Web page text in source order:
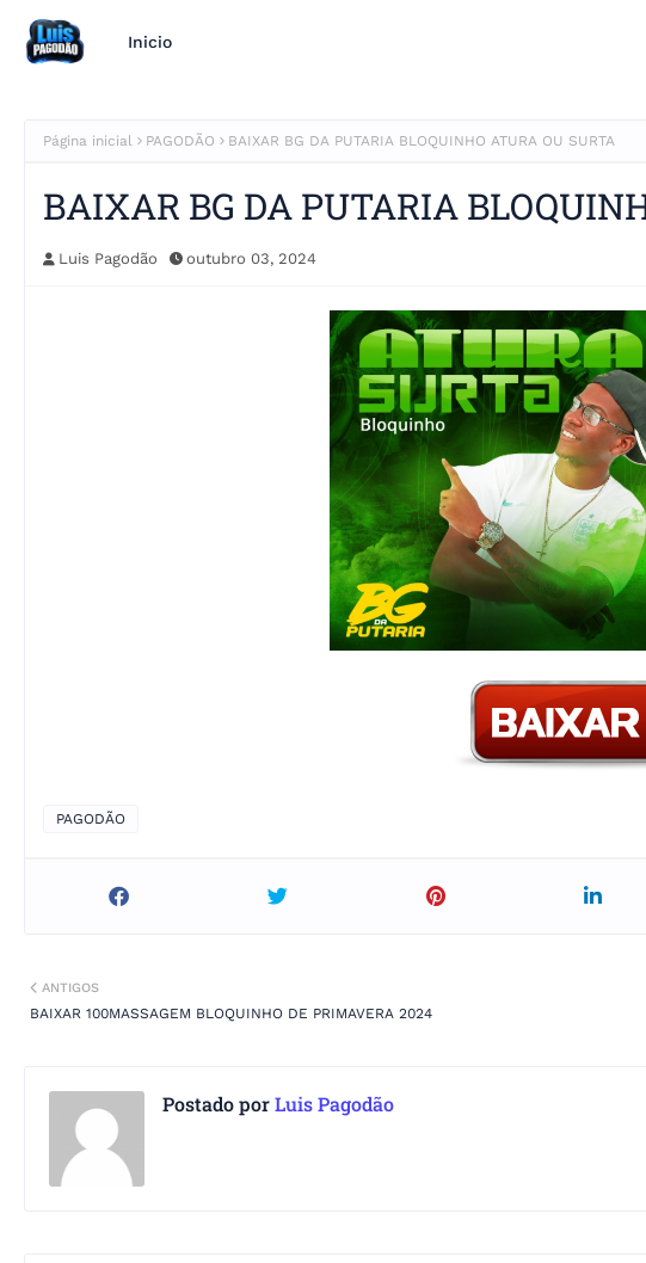
Inicio
Página inicial PAGODÃO BAIXAR BG DA PUTARIA BLOQUINHO ATURA OU SURTA
BAIXAR BG DA PUTARIA
Luis Pagodão outubro 03, 2024
PAGODÃO
ANTIGOS
BAIXAR 100MASSAGEM BLOQUINHO DE PRIMAVERA 2024
Postado porLuis Pagodão